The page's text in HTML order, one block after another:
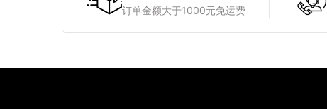
订单金额大于1000元免运费